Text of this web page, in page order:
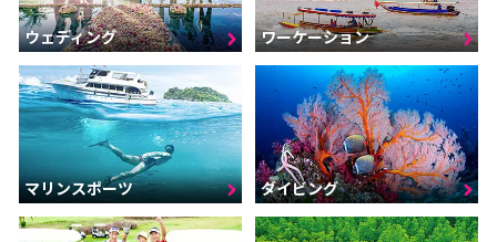
ウェディング ワーケーション
マリンスポーツ ダイビング